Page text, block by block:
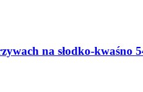
na słodko-kwaśno